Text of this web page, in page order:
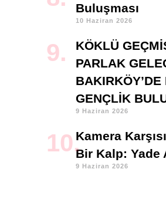
Buluşması
10 Haziran 2026
KÖKLÜ
PARLAK
GENÇLİK
9 Haziran 2026
Kamera
Bir Kalp: Yade
9 Haziran 2026